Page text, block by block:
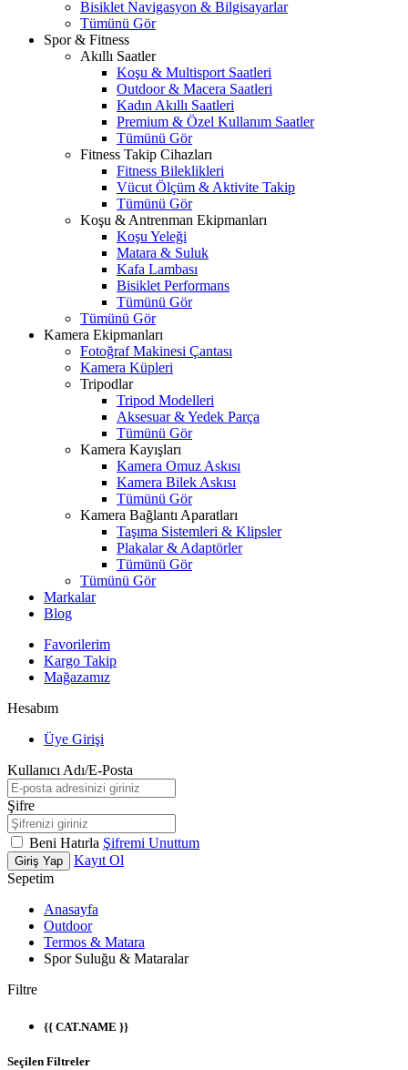
Bisiklet Navigasyon & Bilgisayarlar
Tümünü Gör
Spor & Fitness
Akıllı Saatler
Koşu & Multisport Saatleri
Outdoor & Macera Saatleri
Kadın Akıllı Saatleri
Premium & Özel Kullanım Saatler
Tümünü Gör
Fitness Takip Cihazları
Fitness Bileklikleri
Vücut Ölçüm & Aktivite Takip
Tümünü Gör
Koşu & Antrenman Ekipmanları
Koşu Yeleği
Matara & Suluk
Kafa Lambası
Bisiklet Performans
Tümünü Gör
Tümünü Gör
Kamera Ekipmanları
Fotoğraf Makinesi Çantası
Kamera Küpleri
Tripodlar
Tripod Modelleri
Aksesuar & Yedek Parça
Tümünü Gör
Kamera Kayışları
Kamera Omuz Askısı
Kamera Bilek Askısı
Tümünü Gör
Kamera Bağlantı Aparatları
Taşıma Sistemleri & Klipsler
Plakalar & Adaptörler
Tümünü Gör
Tümünü Gör
Markalar
Blog
Favorilerim
Kargo Takip
Mağazamız
Hesabım
Üye Girişi
Kullanıcı Adı/E-Posta
Şifre
Beni Hatırla Şifremi Unuttum
Giriş Yap
Kayıt Ol
Sepetim
Anasayfa
Outdoor
Termos & Matara
Spor Suluğu & Mataralar
Filtre
{{ CAT.NAME }}
Seçilen Filtreler